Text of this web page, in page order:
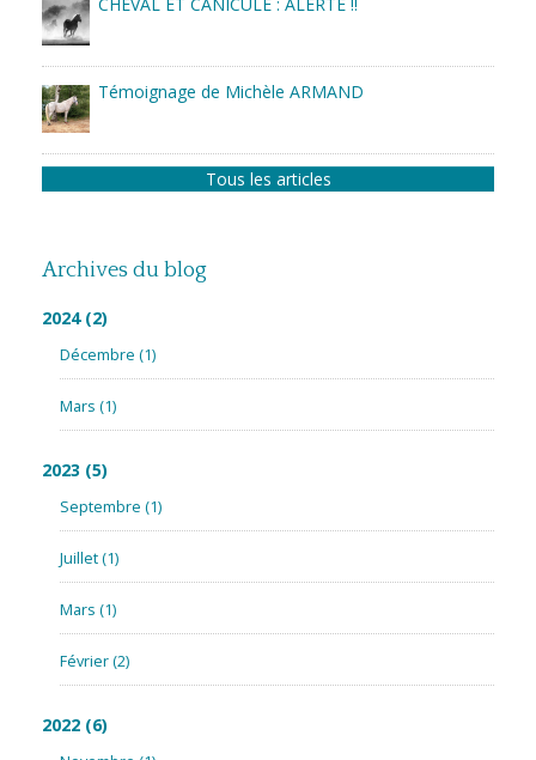
Témoignage de Michèle ARMAND
Tous les articles
Archives du blog
2024 (2)
Décembre (1)
Mars (1)
2023 (5)
Septembre (1)
Juillet(1)
Mars (1)
Février(2)
2022 (6)